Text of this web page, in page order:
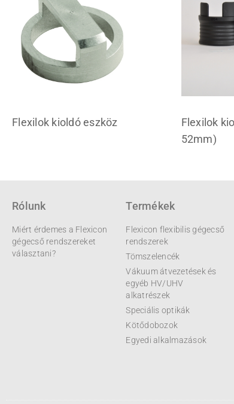
Flexilok kioldó eszköz
Flexilok
52mm)
Rólunk
Miért érdemes a Flexicon
gégecső rendszereket
választani?
Termékek
Flexicon flexibilis gégecső
rendszerek
Tömszelencék
Vákuum átvezetések és
egyéb HV/UHV
alkatrészek
Speciális optikák
Kötődobozok
Egyedi alkalmazások